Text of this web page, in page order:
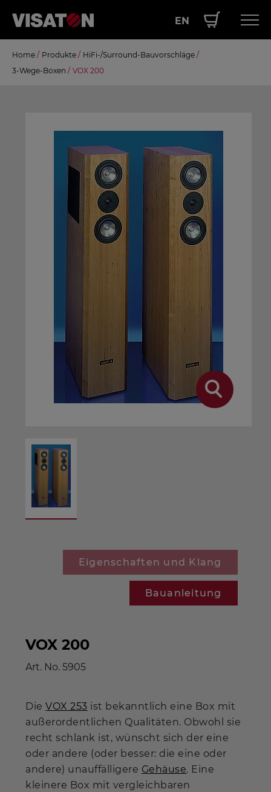
Hauptnavigation
PRODUKTE
EN
Home / Produkte / HiFi-/Surround-Bauvorschläge /
3-Wege-Boxen / VOX 200
Eigenschaften und Klang
Bauanleitung
VOX 200
Art. No. 5905
DieVOX 253 ist bekanntlich eine Box mit
außerordentlichen Qualitäten. Obwohl sie
recht schlank ist, wünscht sich der eine
oder andere (oder besser: die eine oder
andere) unauffälligere Gehäuse. Eine
kleinere Box mit vergleichbaren